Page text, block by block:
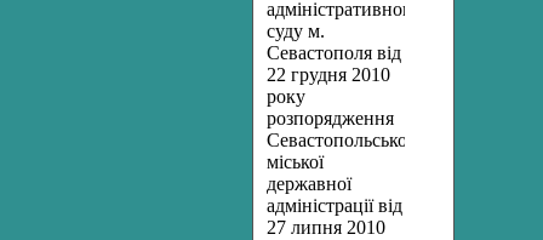
адміністративного
суду м.
Севастополя від
22 грудня 2010
року
розпорядження
Севастопольської
міської
державної
адміністрації від
27 липня 2010